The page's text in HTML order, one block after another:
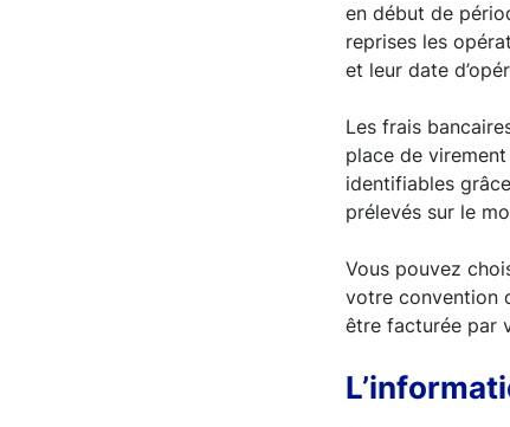
en début de
reprises les
et leur date
Les frais
place de
identifiables
prélevés sur le
Vous pouvez
votre convention
être facturée par